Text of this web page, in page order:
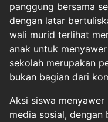
panggung bersama
dengan latar
wali murid terlihat
anak untuk
sekolah merupakan
bukan bagian dari
Aksi siswa
media sosial,